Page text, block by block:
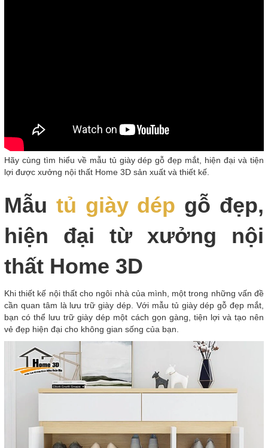
Hãy cùng tìm hiểu về mẫu tủ giày dép gỗ đẹp mắt, hiện đại và tiện
lợi được xưởng nội thất Home 3D sản xuất và thiết kế.
Mẫu tủ giày dép gỗ đẹp,
hiện đại từ xưởng nội
thất Home 3D
Khi thiết kế nội thất cho ngôi nhà của mình, một trong những vấn đề
cần quan tâm là lưu trữ giày dép. Với mẫu tủ giày dép gỗ đẹp mắt,
bạn có thể lưu trữ giày dép một cách gọn gàng, tiện lợi và tạo nên
vẻ đẹp hiện đại cho không gian sống của bạn.